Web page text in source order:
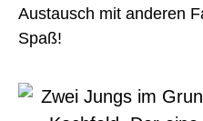
Austausch mit anderen
Spaß!